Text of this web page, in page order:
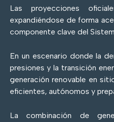
Las proyecciones
expandiéndose de forma
componente clave del
En un escenario donde la
presiones y la transición
generación renovable en
eficientes, autónomos y
La combinación de